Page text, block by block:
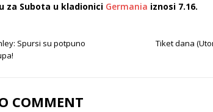
za Subota u kladionici Germania iznosi 7.16.
Spursi su potpuno
Tiket dana
COMMENT